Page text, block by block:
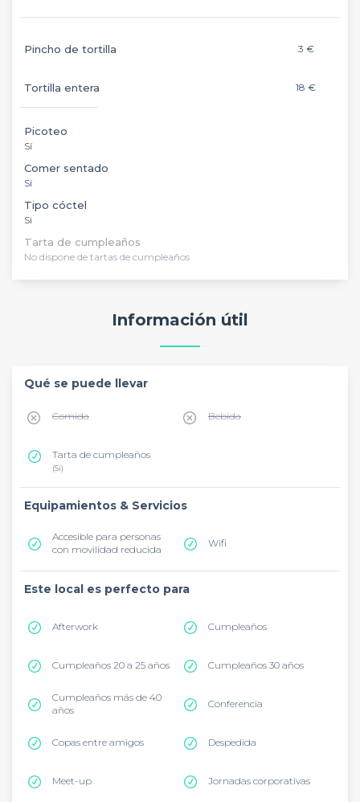
Pincho de tortilla 3 €
Tortilla entera 18 €
Picoteo
Sí
Comer sentado
Sí
Tipo cóctel
Si
Tarta de cumpleaños
No dispone de tartas de cumpleaños
Información útil
Qué se puede llevar
Comida Bebida
Tarta de cumpleaños
(Si)
Equipamientos & Servicios
Accesible para personas
con movilidad reducida
Wifi
Este local es perfecto para
Afterwork Cumpleaños
Cumpleaños 20 a 25 años Cumpleaños 30 años
Cumpleaños más de 40
años
Conferencia
Copas entre amigos Despedida
Meet-up Jornadas corporativas